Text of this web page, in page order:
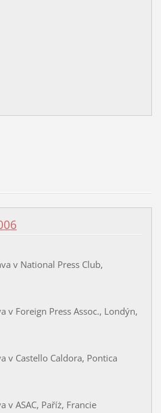
v National Press Club,
Foreign Press Assoc., Londýn,
Castello Caldora, Pontica
ASAC, Paříż, Francie